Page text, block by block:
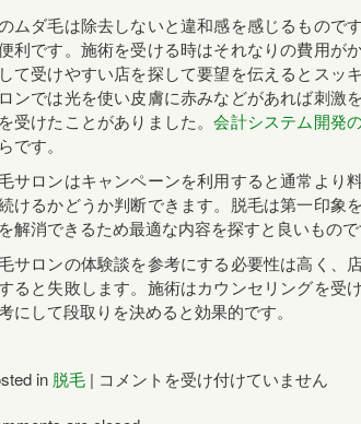
ムダ毛は除去しないと違和感を感じるもので
利です。施術を受ける時はそれなりの費用が
て受けやすい店を探して要望を伝えるとスッ
ンでは光を使い皮膚に赤みなどがあれば刺激
受けたことがありました。会計システム開発
です。
サロンはキャンペーンを利用すると通常より
けるかどうか判断できます。脱毛は第一印象
解消できるため最適な内容を探すと良いもので
サロンの体験談を参考にする必要性は高く、
ると失敗します。施術はカウンセリングを受
にして段取りを決めると効果的です。
in 脱毛 | 脱
コメントを受け付けていません